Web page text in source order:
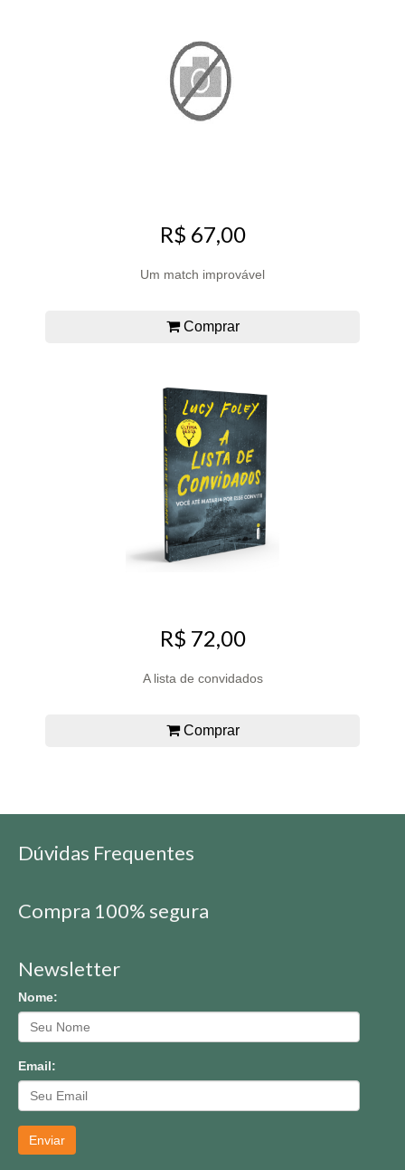
R$ 67,00
Um match improvável
Comprar
R$ 72,00
A lista de convidados
Comprar
Dúvidas Frequentes
Compra 100% segura
Newsletter
Nome:
Email:
Enviar